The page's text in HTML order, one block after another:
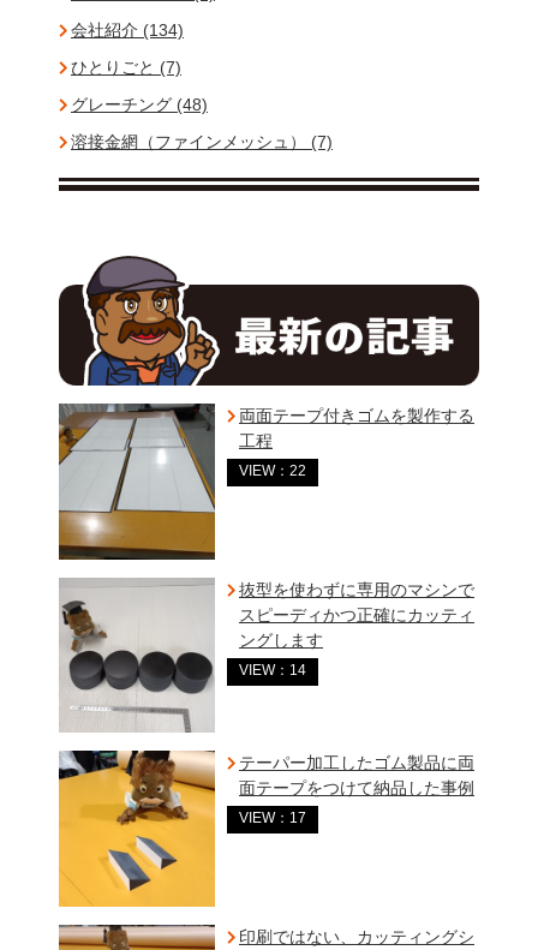
会社紹介 (134)
ひとりごと (7)
グレーチング (48)
溶接金網（ファインメッシュ） (7)
両面テープ付きゴムを製作する
工程
VIEW：22
抜型を使わずに専用のマシンで
スピーディかつ正確にカッティ
ングします
VIEW：14
テーパー加工したゴム製品に両
面テープをつけて納品した事例
VIEW：17
印刷ではない、カッティングシ